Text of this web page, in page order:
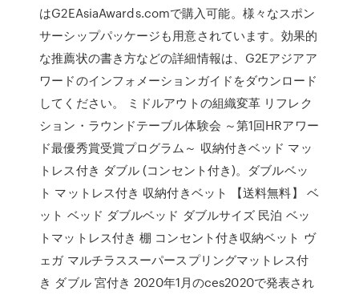
はG2EAsiaAwards.comで購入可能。様々なスポン
サーシップパッケージも用意されています。効果的
な推薦状の書き方などの詳細情報は、G2Eアジアア
ワードのインフォメーションガイドをダウンロード
してください。 ミドルアウトの組織変革 リフレク
ション・ラウンドテーブル体験会 ～第1回HRアワー
ド最優秀賞受賞プログラム～ 収納付きベッド マッ
トレス付き ダブル (コンセント付き)。ダブルベッ
ト マットレス付き 収納付きベット 【送料無料】 ベ
ット ベッド ダブルベッド ダブルサイズ 民泊 ベッ
トマットレス付き 棚 コンセント付き収納ベット ヴ
ェガ マルチラススーパースプリングマットレス付
き ダブル 宮付き 2020年1月のces2020で発表され